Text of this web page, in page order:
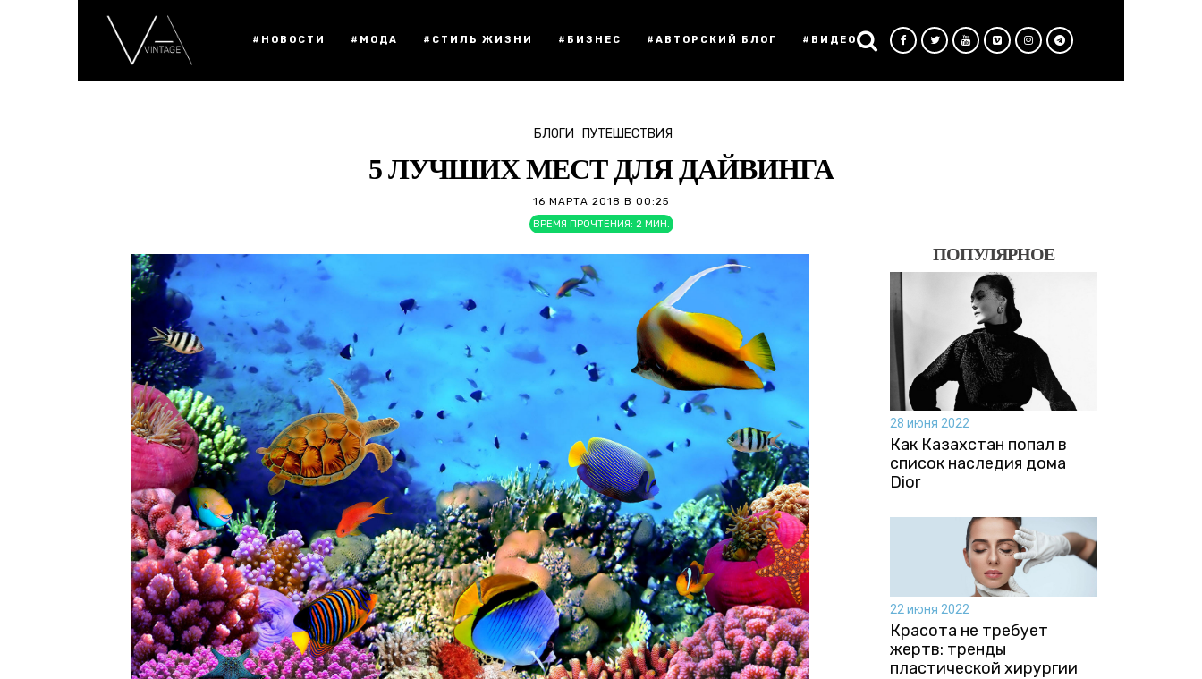
#НОВОСТИ #МОДА #СТИЛЬ ЖИЗНИ #БИЗНЕС #АВТОРСКИЙ БЛОГ #ВИДЕО
БЛОГИ ПУТЕШЕСТВИЯ
5 ЛУЧШИХ МЕСТ ДЛЯ ДАЙВИНГА
16 МАРТА 2018 В 00:25
ВРЕМЯ ПРОЧТЕНИЯ: 2 МИН.
ПОПУЛЯРНОЕ
28 июня 2022
Как Казахстан попал в
список наследия дома
Dior
22 июня 2022
Красота не требует
жертв: тренды
пластической хирургии